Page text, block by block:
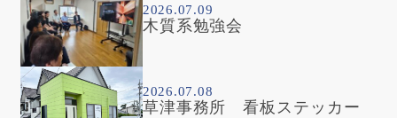
2026.07.09
木質系勉強会
2026.07.08
草津事務所 看板ステッカー